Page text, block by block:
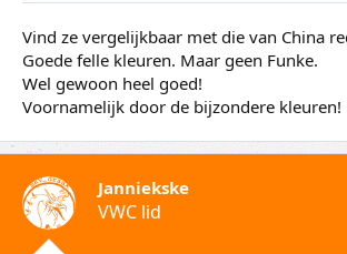
Vind ze vergelijkbaar met die van China
Goede felle kleuren. Maar geen Funke.
Wel gewoon heel goed!
Voornamelijk door de bijzondere kleuren!
Janniekske
VWC lid